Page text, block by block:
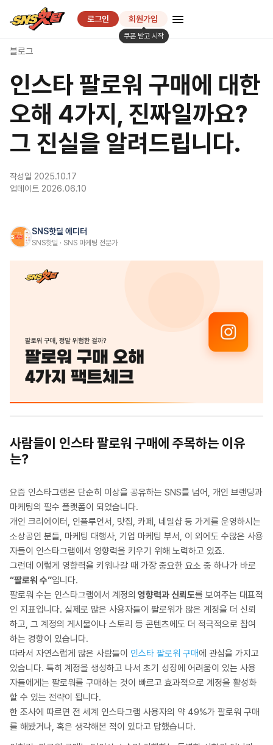
SNS핫딜
로그인 회원가입
쿠폰 받고 시작
블로그
인스타 팔로워 구매에 대한
오해 4가지, 진짜일까요?
그 진실을 알려드립니다.
작성일 2025.10.17
업데이트 2026.06.10
SNS핫딜 에디터
SNS핫딜 · SNS 마케팅 전문가
사람들이 인스타 팔로워 구매에 주목하는 이유
는?
요즘 인스타그램은 단순히 이상을 공유하는 SNS를 넘어, 개인 브랜딩과
마케팅의 필수 플랫폼이 되었습니다.
개인 크리에이터, 인플루언서, 맛집, 카페, 네일샵 등 가게를 운영하시는
소상공인 분들, 마케팅 대행사, 기업 마케팅 부서, 이 외에도 수많은 사용
자들이 인스타그램에서 영향력을 키우기 위해 노력하고 있죠.
그런데 이렇게 영향력을 키워나갈 때 가장 중요한 요소 중 하나가 바로
“팔로워 수”입니다.
팔로워 수는 인스타그램에서 계정의 영향력과 신뢰도를 보여주는 대표적
인 지표입니다. 실제로 많은 사용자들이 팔로워가 많은 계정을 더 신뢰
하고, 그 계정의 게시물이나 스토리 등 콘텐츠에도 더 적극적으로 참여
하는 경향이 있습니다.
따라서 자연스럽게 많은 사람들이 인스타 팔로워 구매에 관심을 가지고
있습니다. 특히 계정을 생성하고 나서 초기 성장에 어려움이 있는 사용
자들에게는 팔로워를 구매하는 것이 빠르고 효과적으로 계정을 활성화
할 수 있는 전략이 됩니다.
한 조사에 따르면 전 세계 인스타그램 사용자의 약 49%가 팔로워 구매
를 해봤거나, 혹은 생각해본 적이 있다고 답했습니다.